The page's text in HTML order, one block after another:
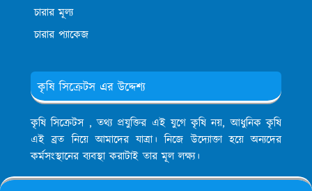
চারার মূল্য
চারার প্যাকেজ
কৃষি সিক্রেটস এর উদ্দেশ্য
কৃষি সিক্রেটস , তথ্য প্রযুক্তির এই যুগে কৃষি নয়, আধুনিক কৃষি
এই ব্রত নিয়ে আমাদের যাত্রা। নিজে উদ্যোক্তা হয়ে অন্যদের
কর্মসংস্থানের ব্যবস্থা করাটাই তার মূল লক্ষ্য।